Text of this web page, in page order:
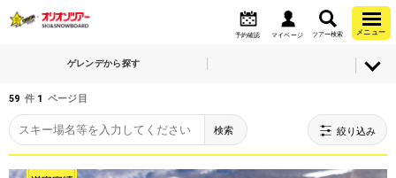
予約確認 マイページ ツアー検索 メニュー
ゲレンデから探す
59 件 1 ページ目
検索 絞り込み